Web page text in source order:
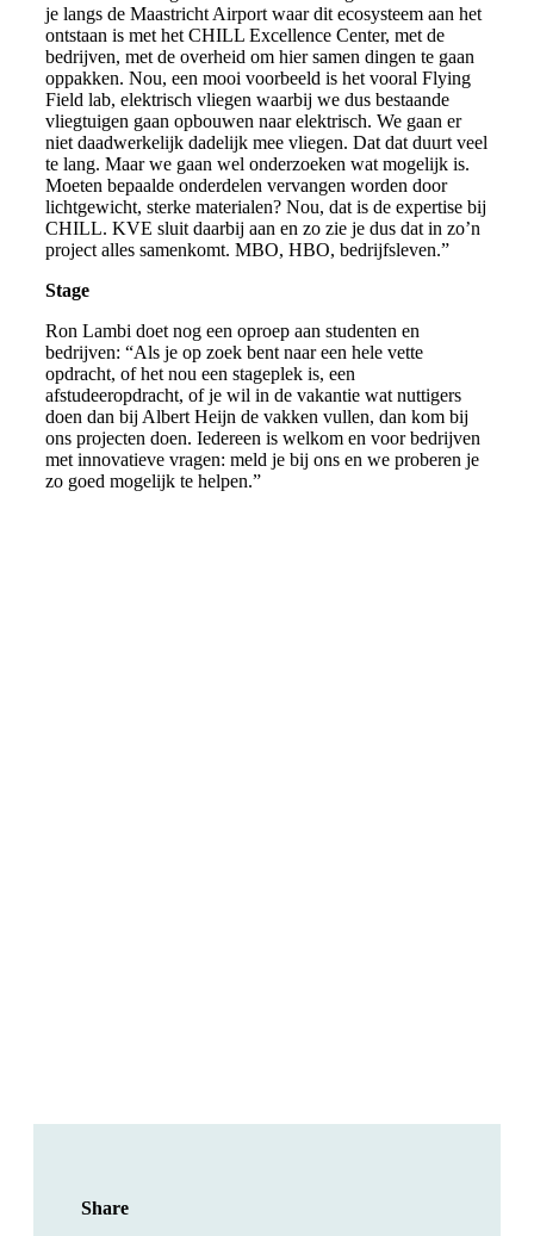
je langs de Maastricht Airport waar dit ecosysteem aan het
ontstaan is met het CHILL Excellence Center, met de
bedrijven, met de overheid om hier samen dingen te gaan
oppakken. Nou, een mooi voorbeeld is het vooral Flying
Field lab, elektrisch vliegen waarbij we dus bestaande
vliegtuigen gaan opbouwen naar elektrisch. We gaan er
niet daadwerkelijk dadelijk mee vliegen. Dat dat duurt veel
te lang. Maar we gaan wel onderzoeken wat mogelijk is.
Moeten bepaalde onderdelen vervangen worden door
lichtgewicht, sterke materialen? Nou, dat is de expertise bij
CHILL. KVE sluit daarbij aan en zo zie je dus dat in zo’n
project alles samenkomt. MBO, HBO, bedrijfsleven.”
Stage
Ron Lambi doet nog een oproep aan studenten en
bedrijven: “Als je op zoek bent naar een hele vette
opdracht, of het nou een stageplek is, een
afstudeeropdracht, of je wil in de vakantie wat nuttigers
doen dan bij Albert Heijn de vakken vullen, dan kom bij
ons projecten doen. Iedereen is welkom en voor bedrijven
met innovatieve vragen: meld je bij ons en we proberen je
zo goed mogelijk te helpen.”
Share